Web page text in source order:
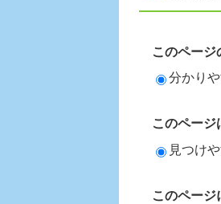
このページ
分かり
このページ
見つけ
このページ